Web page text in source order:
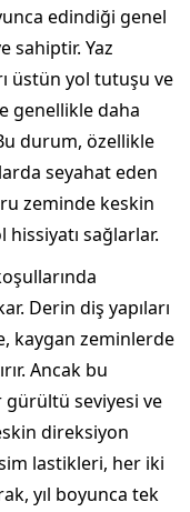
edindiği genel
sahiptir. Yaz
üstün yol tutuşu ve
genellikle daha
durum, özellikle
seyahat eden
zeminde keskin
sağlarlar.
Derin diş yapıları
kaygan zeminlerde
Ancak bu
seviyesi ve
direksiyon
lastikleri, her iki
yıl boyunca tek